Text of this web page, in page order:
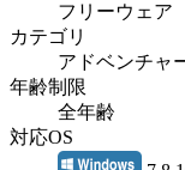
フリーウェア
カテゴリ
アドベンチャ
年齢制限
全年齢
対応OS